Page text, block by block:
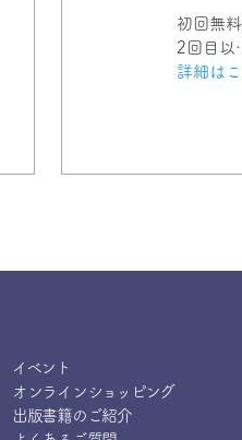
初回無料
2回目
詳細は
イベント
オンラインショッピング
出版書籍のご紹介